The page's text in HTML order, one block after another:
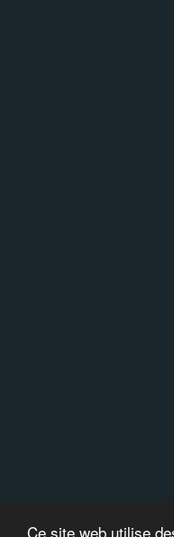
Ce site web utilise